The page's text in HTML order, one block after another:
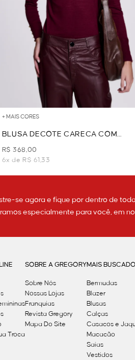
+ MAIS CORES
BLUSA DECOTE CARECA COM
BOTÕES - VINHO
R$ 368,00
6x de R$ 61,33
se agora e fique por dentro de
especialmente para você, em
Troca
SOBRE A GREGORY
Sobre Nós
Nossas Lojas
Franquias
Revista Gregory
Mapa Do Site
MAIS
Bermudas
Blazer
Blusas
Calças
Casacos e
Macacão
Saias
Vestidos